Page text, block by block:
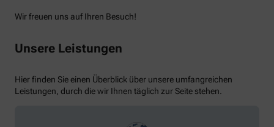
Wir freuen uns auf Ihren Besuch!
Unsere Leistungen
Hier finden Sie einen Überblick über unsere umfangreichen
Leistungen, durch die wir Ihnen täglich zur Seite stehen.